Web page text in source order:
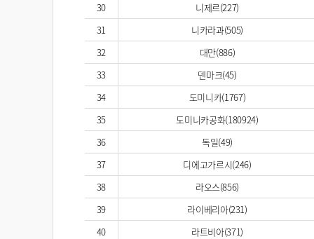
30
니제르(227)
31
니카라과(505)
32
대만(886)
33
덴마크(45)
34
도미니카(1767)
35
도미니카공화(180924)
36
독일(49)
37
디에고가르시(246)
38
라오스(856)
39
라이베리아(231)
40
라트비아(371)